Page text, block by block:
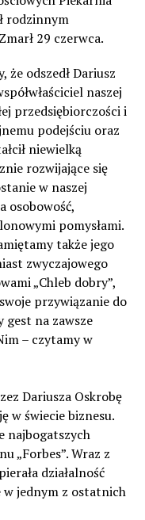
rodzinnym
29 czerwca.
że odszedł Dariusz
naszej
przedsiębiorczości i
podejściu oraz
niewielką
rozwijające się
w naszej
osobowość,
pomysłami.
także jego
zwyczajowego
„Chleb dobry”,
przywiązanie do
gest na zawsze
– czytamy w
Dariusza Oskrobę
w świecie biznesu.
najbogatszych
„Forbes”. Wraz z
działalność
w jednym z ostatnich